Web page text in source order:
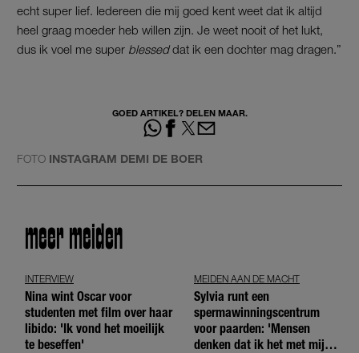
echt super lief. Iedereen die mij goed kent weet dat ik altijd
heel graag moeder heb willen zijn. Je weet nooit of het lukt,
dus ik voel me super blesseddat ik een dochter mag dragen.”
GOED ARTIKEL? DELEN MAAR.
FOTO INSTAGRAM DEMI DE BOER
meer meiden
INTERVIEW
Nina wint Oscar voor
studenten met film over haar
libido: 'Ik vond het moeilijk
te beseffen'
MEIDEN AAN DE MACHT
Sylvia runt een
spermawinningscentrum
voor paarden: 'Mensen
denken dat ik het met mijn